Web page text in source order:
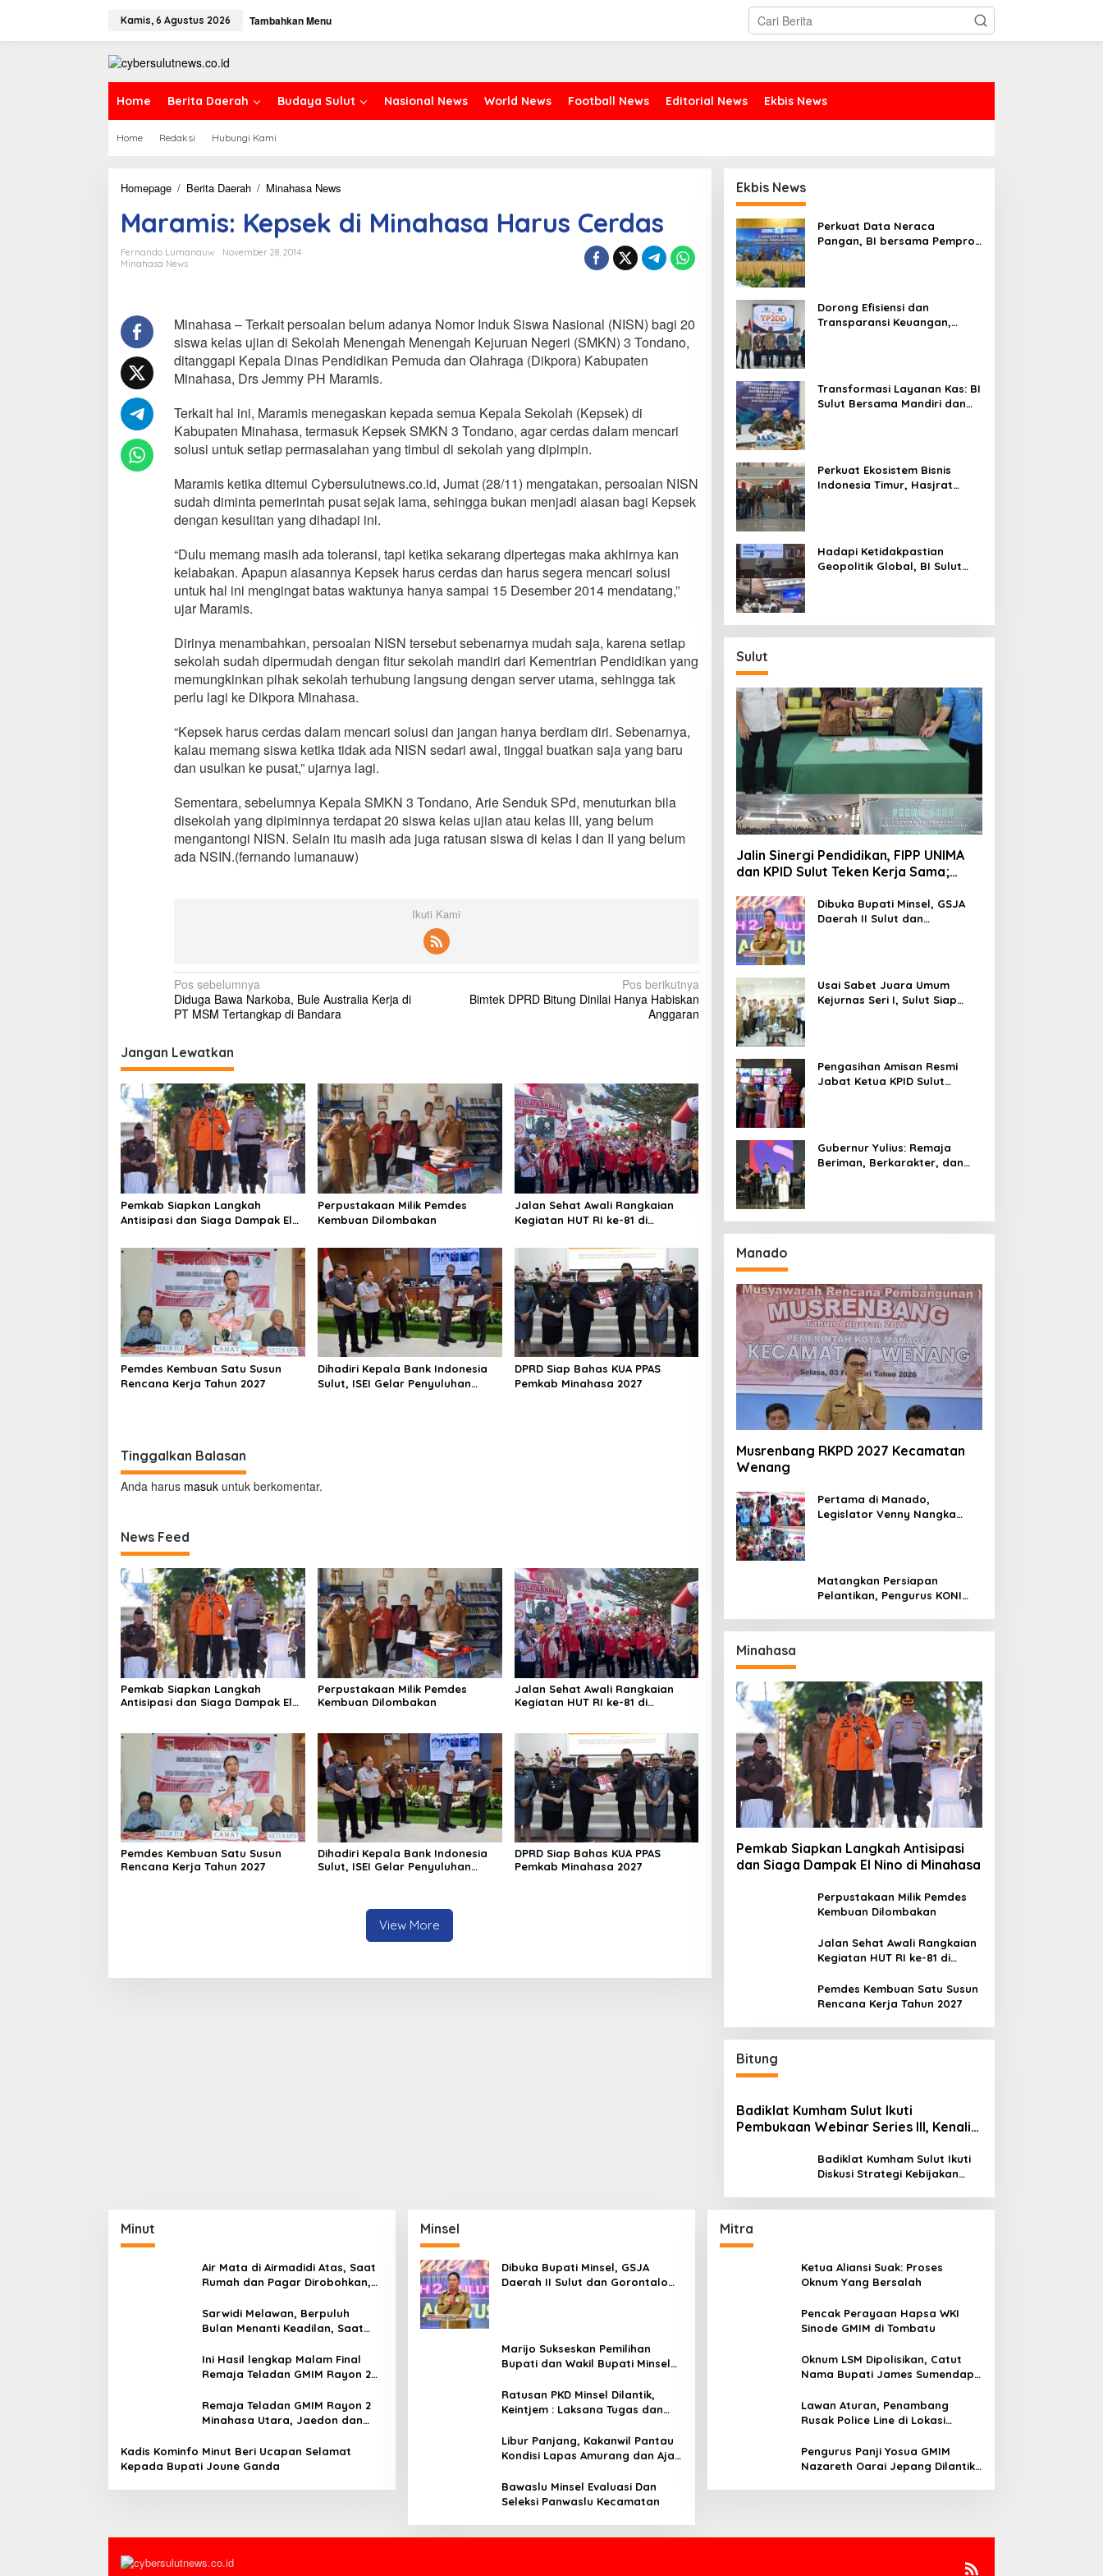
w
Kamis, 6 Agustus 2026 Tambahkan Menu
Home Berita Daerah Budaya Sulut Nasional News World News Football News Editorial News Ekbis News
Home Redaksi Hubungi Kami
Homepage / Berita Daerah / Minahasa News
r
a
e
p
s
e
k
i
M
i
n
h
a
a
a
r
u
r
d
a
Maramis: Kepsek di Minahasa Harus Cerdas
Fernando Lumanauw
November 28, 2014
Minahasa News
Minahasa – Terkait persoalan belum adanya Nomor Induk Siswa Nasional (NISN) bagi 20
siswa kelas ujian di Sekolah Menengah Menengah Kejuruan Negeri (SMKN) 3 Tondano,
ditanggapi Kepala Dinas Pendidikan Pemuda dan Olahraga (Dikpora) Kabupaten
Minahasa, Drs Jemmy PH Maramis.
Terkait hal ini, Maramis menegaskan kepada semua Kepala Sekolah (Kepsek) di
Kabupaten Minahasa, termasuk Kepsek SMKN 3 Tondano, agar cerdas dalam mencari
solusi untuk setiap permasalahan yang timbul di sekolah yang dipimpin.
Maramis ketika ditemui Cybersulutnews.co.id, Jumat (28/11) mengatakan, persoalan NISN
sudah diminta pemerintah pusat sejak lama, sehingga bukan menjadi alasan bagi Kepsek
dengan kesulitan yang dihadapi ini.
“Dulu memang masih ada toleransi, tapi ketika sekarang dipertegas maka akhirnya kan
kelabakan. Apapun alasannya Kepsek harus cerdas dan harus segera mencari solusi
untuk hal ini mengingat batas waktunya hanya sampai 15 Desember 2014 mendatang,”
ujar Maramis.
Dirinya menambahkan, persoalan NISN tersebut sebenarnya mudah saja, karena setiap
sekolah sudah dipermudah dengan fitur sekolah mandiri dari Kementrian Pendidikan yang
memungkinkan pihak sekolah terhubung langsung dengan server utama, sehingga tak
perlu lagi ke Dikpora Minahasa.
“Kepsek harus cerdas dalam mencari solusi dan jangan hanya berdiam diri. Sebenarnya,
kalau memang siswa ketika tidak ada NISN sedari awal, tinggal buatkan saja yang baru
dan usulkan ke pusat,” ujarnya lagi.
Sementara, sebelumnya Kepala SMKN 3 Tondano, Arie Senduk SPd, menuturkan bila
disekolah yang dipiminnya terdapat 20 siswa kelas ujian atau kelas III, yang belum
mengantongi NISN. Selain itu masih ada juga ratusan siswa di kelas I dan II yang belum
ada NSIN.(fernando lumanauw)
Ikuti Kami
N
a
i
g
a
s
i
p
o
s
Pos sebelumnya
Diduga Bawa Narkoba, Bule Australia Kerja di
PT MSM Tertangkap di Bandara
Pos berikutnya
Bimtek DPRD Bitung Dinilai Hanya Habiskan
Anggaran
Jangan Lewatkan
Pemkab Siapkan Langkah
Antisipasi dan Siaga Dampak El
Perpustakaan Milik Pemdes
Kembuan Dilombakan
Jalan Sehat Awali Rangkaian
Kegiatan HUT RI ke-81 di
Pemdes Kembuan Satu Susun
Rencana Kerja Tahun 2027
Dihadiri Kepala Bank Indonesia
Sulut, ISEI Gelar Penyuluhan
DPRD Siap Bahas KUA PPAS
Pemkab Minahasa 2027
Tinggalkan Balasan
Anda harus masuk untuk berkomentar.
News Feed
Pemkab Siapkan Langkah
Antisipasi dan Siaga Dampak El
Perpustakaan Milik Pemdes
Kembuan Dilombakan
Jalan Sehat Awali Rangkaian
Kegiatan HUT RI ke-81 di
Pemdes Kembuan Satu Susun
Rencana Kerja Tahun 2027
Dihadiri Kepala Bank Indonesia
Sulut, ISEI Gelar Penyuluhan
DPRD Siap Bahas KUA PPAS
Pemkab Minahasa 2027
View More
Ekbis News
Perkuat Data Neraca
Pangan, BI bersama Pemprov
Dorong Efisiensi dan
Transparansi Keuangan,
Transformasi Layanan Kas: BI
Sulut Bersama Mandiri dan
Perkuat Ekosistem Bisnis
Indonesia Timur, Hasjrat
Hadapi Ketidakpastian
Geopolitik Global, BI Sulut
Sulut
Jalin Sinergi Pendidikan, FIPP UNIMA
dan KPID Sulut Teken Kerja Sama;
Literasi PenyiaranDibuka Bupati Minsel, GSJA
Daerah II Sulut dan
Usai Sabet Juara Umum
Kejurnas Seri I, Sulut Siap
Pengasihan Amisan Resmi
Jabat Ketua KPID Sulut
Gubernur Yulius: Remaja
Beriman, Berkarakter, dan
Manado
Musrenbang RKPD 2027 Kecamatan
Wenang
Pertama di Manado,
Legislator Venny Nangka
Matangkan Persiapan
Pelantikan, Pengurus KONI
Minahasa
Pemkab Siapkan Langkah Antisipasi
dan Siaga Dampak El Nino di Minahasa
Perpustakaan Milik Pemdes
Kembuan Dilombakan
Jalan Sehat Awali Rangkaian
Kegiatan HUT RI ke-81 di
Pemdes Kembuan Satu Susun
Rencana Kerja Tahun 2027
Bitung
Badiklat Kumham Sulut Ikuti
Pembukaan Webinar Series III, Kenali
Badiklat Kumham Sulut Ikuti
Diskusi Strategi Kebijakan
Minut
Air Mata di Airmadidi Atas, Saat
Rumah dan Pagar Dirobohkan,
Sarwidi Melawan, Berpuluh
Bulan Menanti Keadilan, Saat
Harapan Diuji
Ini Hasil lengkap Malam Final
Remaja Teladan GMIM Rayon 2
Remaja Teladan GMIM Rayon 2
Minahasa Utara, Jaedon dan
Bergengsi
Kadis Kominfo Minut Beri Ucapan Selamat
Kepada Bupati Joune Ganda
Minsel
Dibuka Bupati Minsel, GSJA
Daerah II Sulut dan Gorontalo
Marijo Sukseskan Pemilihan
Bupati dan Wakil Bupati Minsel
Ratusan PKD Minsel Dilantik,
Keintjem : Laksana Tugas dan
Libur Panjang, Kakanwil Pantau
Kondisi Lapas Amurang dan Ajak
Bawaslu Minsel Evaluasi Dan
Seleksi Panwaslu Kecamatan
Mitra
Ketua Aliansi Suak: Proses
Oknum Yang Bersalah
Pencak Perayaan Hapsa WKI
Sinode GMIM di Tombatu
Oknum LSM Dipolisikan, Catut
Nama Bupati James Sumendap
Lawan Aturan, Penambang
Rusak Police Line di Lokasi
Mereka!!
Pengurus Panji Yosua GMIM
Nazareth Oarai Jepang Dilantik.